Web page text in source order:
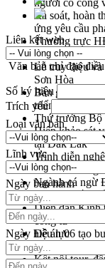
người có công
Rà soát, hoàn
ứng yêu cầu
Thường trực
y tế TP. Hồ Chí
Lễ truy điệu và
Sơn Hòa
Bàn giải pháp
triển khai quy
Thứ trưởng Bộ
Hiệp khảo sát
tại Đắk Lắk
Trình diễn
Đắk Lắk công
Ngành cá ngừ
trường xuất
Diễn đàn Kinh
công tư
Đề án 06 tạo
tỉnh Đắk Lắk
Kết nối tour,
Liên kết web
Văn bản chỉ đạo
Số ký hiệu
Trích yếu
Loại văn bản
Lĩnh vực
Ngày ban hành
Ngày hiệu lực